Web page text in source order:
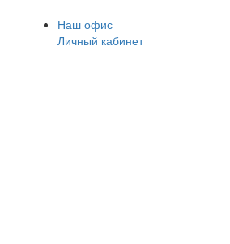
Наш офис
Личный кабинет